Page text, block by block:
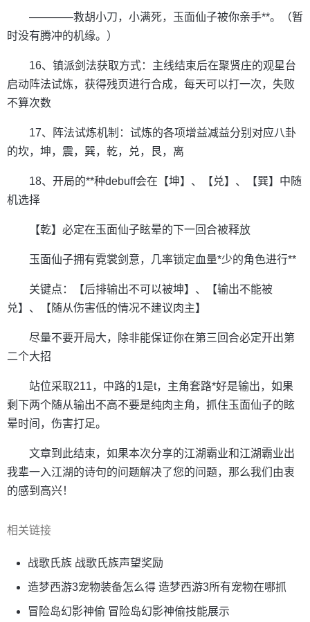
————救胡小刀，小满死，玉面仙子被你亲手**。（暂
时没有腾冲的机缘。）
16、镇派剑法获取方式：主线结束后在聚贤庄的观星台
启动阵法试炼，获得残页进行合成，每天可以打一次，失败
不算次数
17、阵法试炼机制：试炼的各项增益减益分别对应八卦
的坎，坤，震，巽，乾，兑，艮，离
18、开局的**种debuff会在【坤】、【兑】、【巽】中随
机选择
【乾】必定在玉面仙子眩晕的下一回合被释放
玉面仙子拥有霓裳剑意，几率锁定血量*少的角色进行**
关键点：【后排输出不可以被坤】、【输出不能被
兑】、【随从伤害低的情况不建议肉主】
尽量不要开局大，除非能保证你在第三回合必定开出第
二个大招
站位采取211，中路的1是t，主角套路*好是输出，如果
剩下两个随从输出不高不要是纯肉主角，抓住玉面仙子的眩
晕时间，伤害打足。
文章到此结束，如果本次分享的江湖霸业和江湖霸业出
我辈一入江湖的诗句的问题解决了您的问题，那么我们由衷
的感到高兴！
相关链接
战歌氏族 战歌氏族声望奖励
造梦西游3宠物装备怎么得 造梦西游3所有宠物在哪抓
冒险岛幻影神偷 冒险岛幻影神偷技能展示